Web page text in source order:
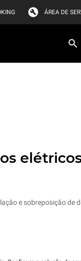
ÁREA DE
e sobreposição de